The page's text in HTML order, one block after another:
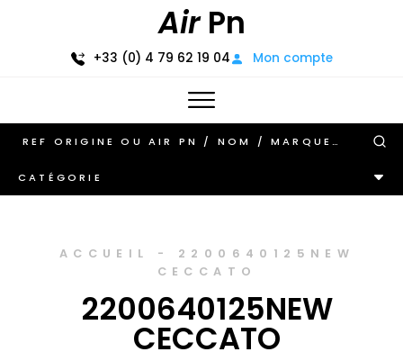
AirPn
+33 (0) 4 79 62 19 04 Mon compte
CATÉGORIE
ACCUEIL - 2200640125NEW
CECCATO
2200640125NEW
CECCATO